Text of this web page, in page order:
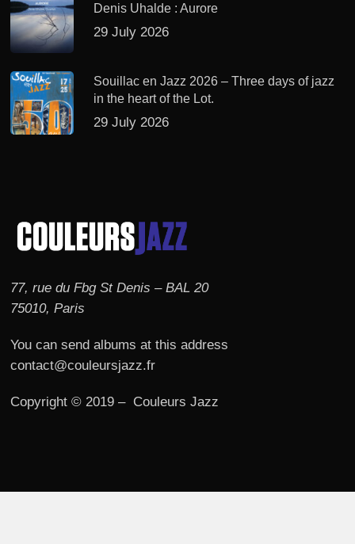
Denis Uhalde : Aurore
29 July 2026
Souillac en Jazz 2026 – Three days of jazz
in the heart of the Lot.
29 July 2026
77, rue du Fbg St Denis – BAL 20
75010, Paris
You can send albums at this address
contact@couleursjazz.fr
Copyright © 2019 – Couleurs Jazz